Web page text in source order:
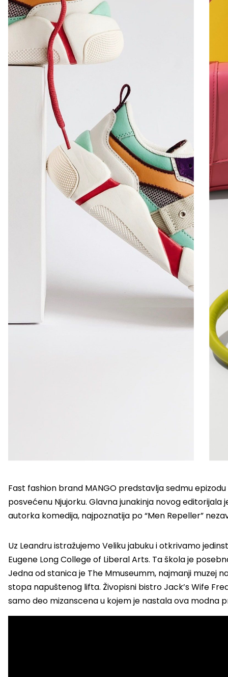
Fast fashion brand MANGO predstavlja sedmu
posvećenu Njujorku. Glavna junakinja novog
autorka komedija, najpoznatija po “Men Repeller”
Uz Leandru istražujemo Veliku jabuku i otkrivamo
Eugene Long College of Liberal Arts. Ta škola je
Jedna od stanica je The Mmuseumm, najmanji muzej
stopa napuštenog lifta. Živopisni bistro Jack’s Wife
samo deo mizanscena u kojem je nastala ova modna